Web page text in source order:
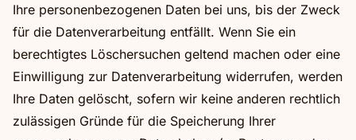
Ihre personenbezogenen Daten bei uns, bis der Zweck
für die Datenverarbeitung entfällt. Wenn Sie ein
berechtigtes Löschersuchen geltend machen oder eine
Einwilligung zur Datenverarbeitung widerrufen, werden
Ihre Daten gelöscht, sofern wir keine anderen rechtlich
zulässigen Gründe für die Speicherung Ihrer